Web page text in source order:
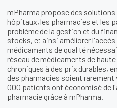
mPharma propose des
hôpitaux, les pharmacies et les
problème de la gestion et du
stocks, et ainsi améliorer
médicaments de qualité
réseau de médicaments de
chroniques à des prix durables,
des pharmacies soient rarement
000 patients ont économisé de
pharmacie grâce à mPharma.